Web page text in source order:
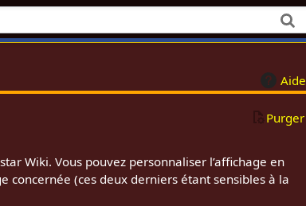
Aide
Purger
Wiki. Vous pouvez personnaliser l’affichage en
concernée (ces deux derniers étant sensibles à la